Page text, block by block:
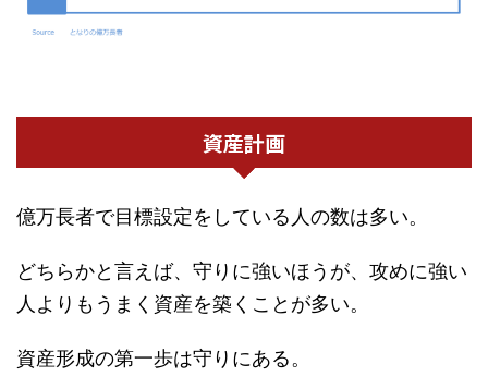
資産計画
億万長者で目標設定をしている人の数は多い。
どちらかと言えば、守りに強いほうが、攻めに強い
人よりもうまく資産を築くことが多い。
資産形成の第一歩は守りにある。